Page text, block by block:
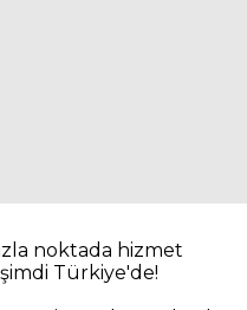
noktada hizmet
Türkiye'de!